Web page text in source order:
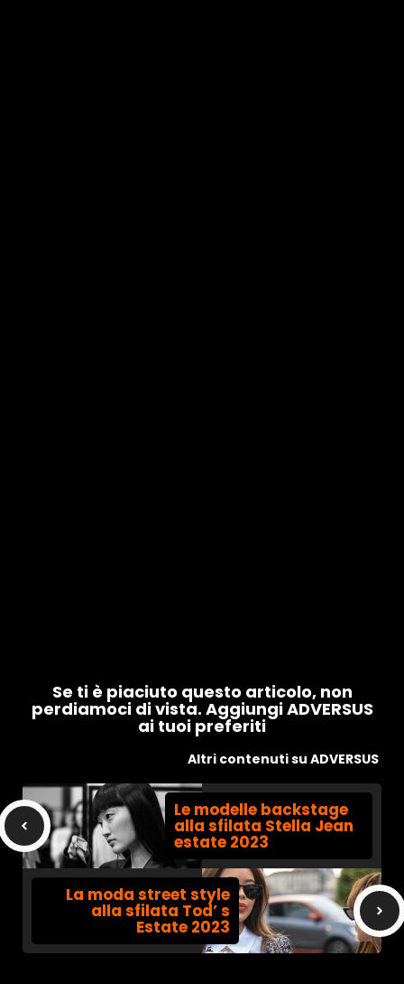
Se ti è piaciuto questo articolo, non
perdiamoci di vista. Aggiungi ADVERSUS
ai tuoi preferiti
Altri contenuti su ADVERSUS
Le modelle backstage
alla sfilata Stella Jean
estate 2023
La moda street style
alla sfilata Tod’ s
Estate 2023